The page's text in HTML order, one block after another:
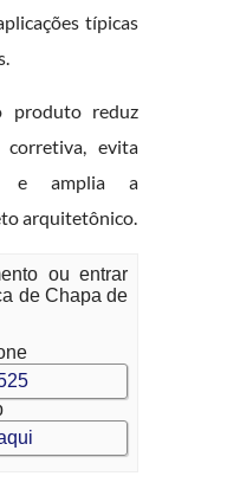
típicas
produto reduz
corretiva, evita
e amplia a
arquitetônico.
ou entrar
de Chapa de